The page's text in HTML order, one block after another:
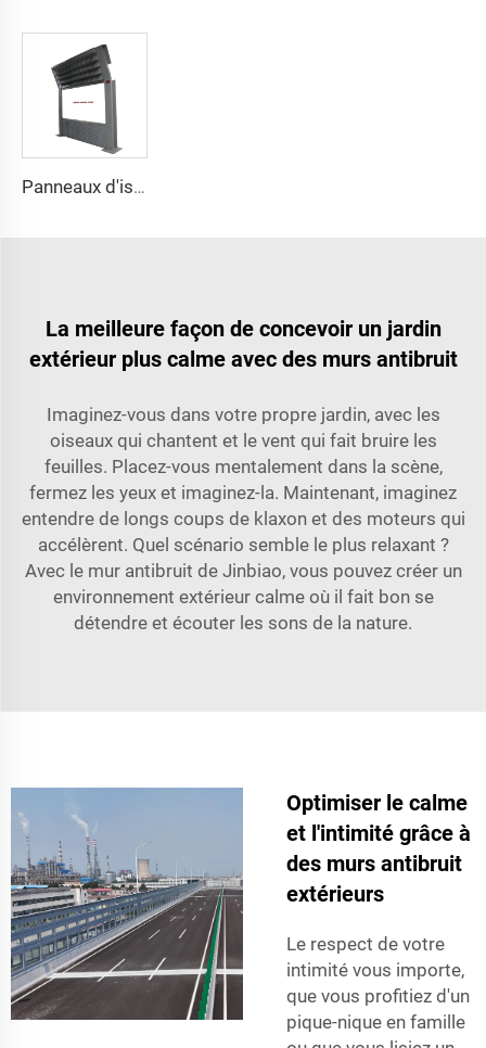
Panneaux d'isolation visuelle en plastique amovibles Barrière absorbante de bruit Clôture anti-bruit Barrière anti-vent Clôture anti-bruit Mur antibruit
La meilleure façon de concevoir un jardin
extérieur plus calme avec des murs antibruit
Imaginez-vous dans votre propre jardin, avec les
oiseaux qui chantent et le vent qui fait bruire les
feuilles. Placez-vous mentalement dans la scène,
fermez les yeux et imaginez-la. Maintenant, imaginez
entendre de longs coups de klaxon et des moteurs qui
accélèrent. Quel scénario semble le plus relaxant ?
Avec le mur antibruit de Jinbiao, vous pouvez créer un
environnement extérieur calme où il fait bon se
détendre et écouter les sons de la nature.
Optimiser le calme
et l'intimité grâce à
des murs antibruit
extérieurs
Le respect de votre
intimité vous importe,
que vous profitiez d'un
pique-nique en famille